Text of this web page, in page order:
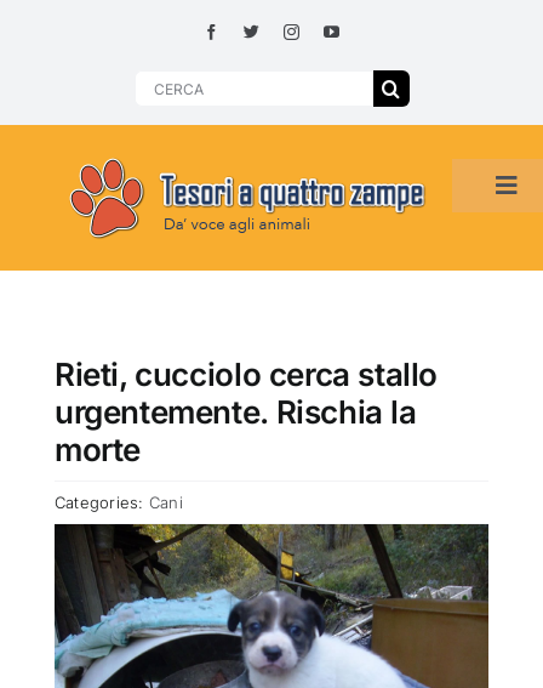
Search
HOME
SMARRITI O DA ADOTTARE
ADOTTATI O RITROVATI
ATTUALITÀ
VIDEO
Rieti, cucciolo cerca stallo
urgentemente. Rischia la
morte
Categories: Cani